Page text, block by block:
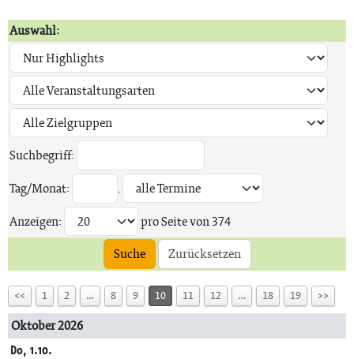
Auswahl:
Suchbegriff:
Tag/Monat:
.
Anzeigen:
pro Seite von374
Suche
Zurücksetzen
<< 1 2 … 8 9 10 11 12 … 18 19 >>
Oktober 2026
Do, 1.10.